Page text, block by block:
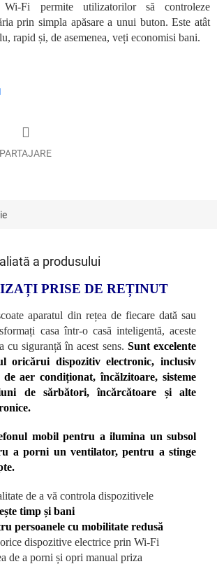
Fi permite utilizatorilor să controleze
prin simpla apăsare a unui buton. Este atât
rapid și, de asemenea, veți economisi bani.
PARTAJARE
a produsului
PRISE DE REȚINUT
aparatul din rețea de fiecare dată sau
casa într-o casă inteligentă, aceste
cu siguranță în acest sens. Sunt excelente
oricărui dispozitiv electronic, inclusiv
aer condiționat, încălzitoare, sisteme
de sărbători, încărcătoare și alte
mobil pentru a ilumina un subsol
a porni un ventilator, pentru a stinge
de a vă controla dispozitivele
timp și bani
persoanele cu mobilitate redusă
dispozitive electrice prin Wi-Fi
de a porni și opri manual priza